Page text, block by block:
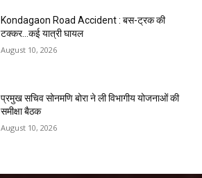
Kondagaon Road Accident : बस-ट्रक की
टक्कर…कई यात्री घायल
August 10, 2026
प्रमुख सचिव सोनमणि बोरा ने ली विभागीय योजनाओं की
समीक्षा बैठक
August 10, 2026